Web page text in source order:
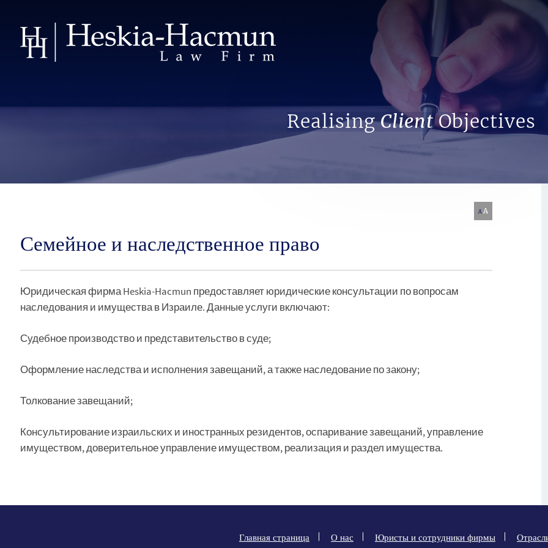
Search Website
RealisingClientObjectives
A A
Семейное и наследственное право
Юридическая фирма Heskia-Hacmun предоставляет юридические консультации по вопросам
наследования и имущества в Израиле. Данные услуги включают:
Судебное производство и представительство в суде;
Оформление наследства и исполнения завещаний, а также наследование по закону;
Толкование завещаний;
Консультирование израильских и иностранных резидентов, оспаривание завещаний, управление
имуществом, доверительное управление имуществом, реализация и раздел имущества.
Главная страница О нас Юристы и сотрудники фирмы